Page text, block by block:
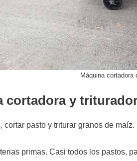
Máquina cortadora
cortadora y
cortar pasto y triturar granos de
primas. Casi todos los pastos,